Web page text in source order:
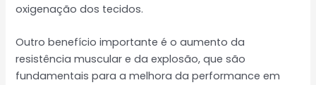
oxigenação dos tecidos.
Outro benefício importante é o aumento da
resistência muscular e da explosão, que são
fundamentais para a melhora da performance em